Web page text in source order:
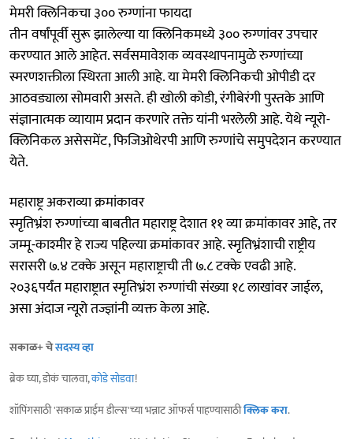
मेमरी क्लिनिकचा ३०० रुग्णांना फायदा
तीन वर्षांपूर्वी सुरू झालेल्या या क्लिनिकमध्ये ३०० रुग्णांवर उपचार
करण्यात आले आहेत. सर्वसमावेशक व्यवस्थापनामुळे रुग्णांच्या
स्मरणशक्तीला स्थिरता आली आहे. या मेमरी क्लिनिकची ओपीडी दर
आठवड्याला सोमवारी असते. ही खोली कोडी, रंगीबेरंगी पुस्तके आणि
संज्ञानात्मक व्यायाम प्रदान करणारे तक्ते यांनी भरलेली आहे. येथे न्यूरो-
क्लिनिकल असेसमेंट, फिजिओथेरपी आणि रुग्णांचे समुपदेशन करण्यात
येते.
महाराष्ट्र अकराव्या क्रमांकावर
स्मृतिभ्रंश रुग्णांच्या बाबतीत महाराष्ट्र देशात ११ व्या क्रमांकावर आहे, तर
जम्मू-काश्मीर हे राज्य पहिल्या क्रमांकावर आहे. स्मृतिभ्रंशाची राष्ट्रीय
सरासरी ७.४ टक्के असून महाराष्ट्राची ती ७.८ टक्के एवढी आहे.
२०३६पर्यंत महाराष्ट्रात स्मृतिभ्रंश रुग्णांची संख्या १८ लाखांवर जाईल,
असा अंदाज न्यूरो तज्ज्ञांनी व्यक्त केला आहे.
सकाळ+ चेसदस्य व्हा
ब्रेक घ्या, डोकं चालवा,कोडे सोडवा!
शॉपिंगसाठी 'सकाळ प्राईम डील्स'च्या भन्नाट ऑफर्स पाहण्यासाठीक्लिक करा.